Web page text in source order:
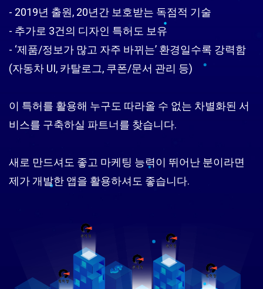
- 2019년 출원, 20년간 보호받는 독점적 기술
- 추가로 3건의 디자인 특허도 보유
- ‘제품/정보가 많고 자주 바뀌는’ 환경일수록 강력함
(자동차 UI, 카탈로그, 쿠폰/문서 관리 등)
이 특허를 활용해 누구도 따라올 수 없는 차별화된 서
비스를 구축하실 파트너를 찾습니다.
새로 만드셔도 좋고 마케팅 능력이 뛰어난 분이라면
제가 개발한 앱을 활용하셔도 좋습니다.